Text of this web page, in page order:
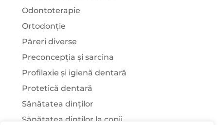
Odontoterapie
Ortodonție
Păreri diverse
Preconcepția și sarcina
Profilaxie și igienă dentară
Protetică dentară
Sănătatea dinților
Sănătatea dinților la copii